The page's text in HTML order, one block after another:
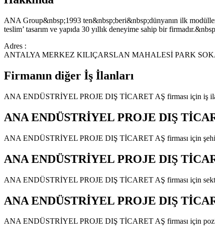
ANA Group&nbsp;1993 ten&nbsp;beri&nbsp;dünyanın ilk
teslim’ tasarım ve yapıda 30 yıllık deneyime sahip bir
Adres :
ANTALYA MERKEZ KILIÇARSLAN MAHALESİ PARK
Firmanın diğer İş İlanları
ANA ENDÜSTRİYEL PROJE DIŞ TİCARET AŞ firması için iş
ANA ENDÜSTRİYEL PROJE DIŞ
ANA ENDÜSTRİYEL PROJE DIŞ TİCARET AŞ firması için
ANA ENDÜSTRİYEL PROJE DIŞ
ANA ENDÜSTRİYEL PROJE DIŞ TİCARET AŞ firması için
ANA ENDÜSTRİYEL PROJE DIŞ
ANA ENDÜSTRİYEL PROJE DIŞ TİCARET AŞ firması için